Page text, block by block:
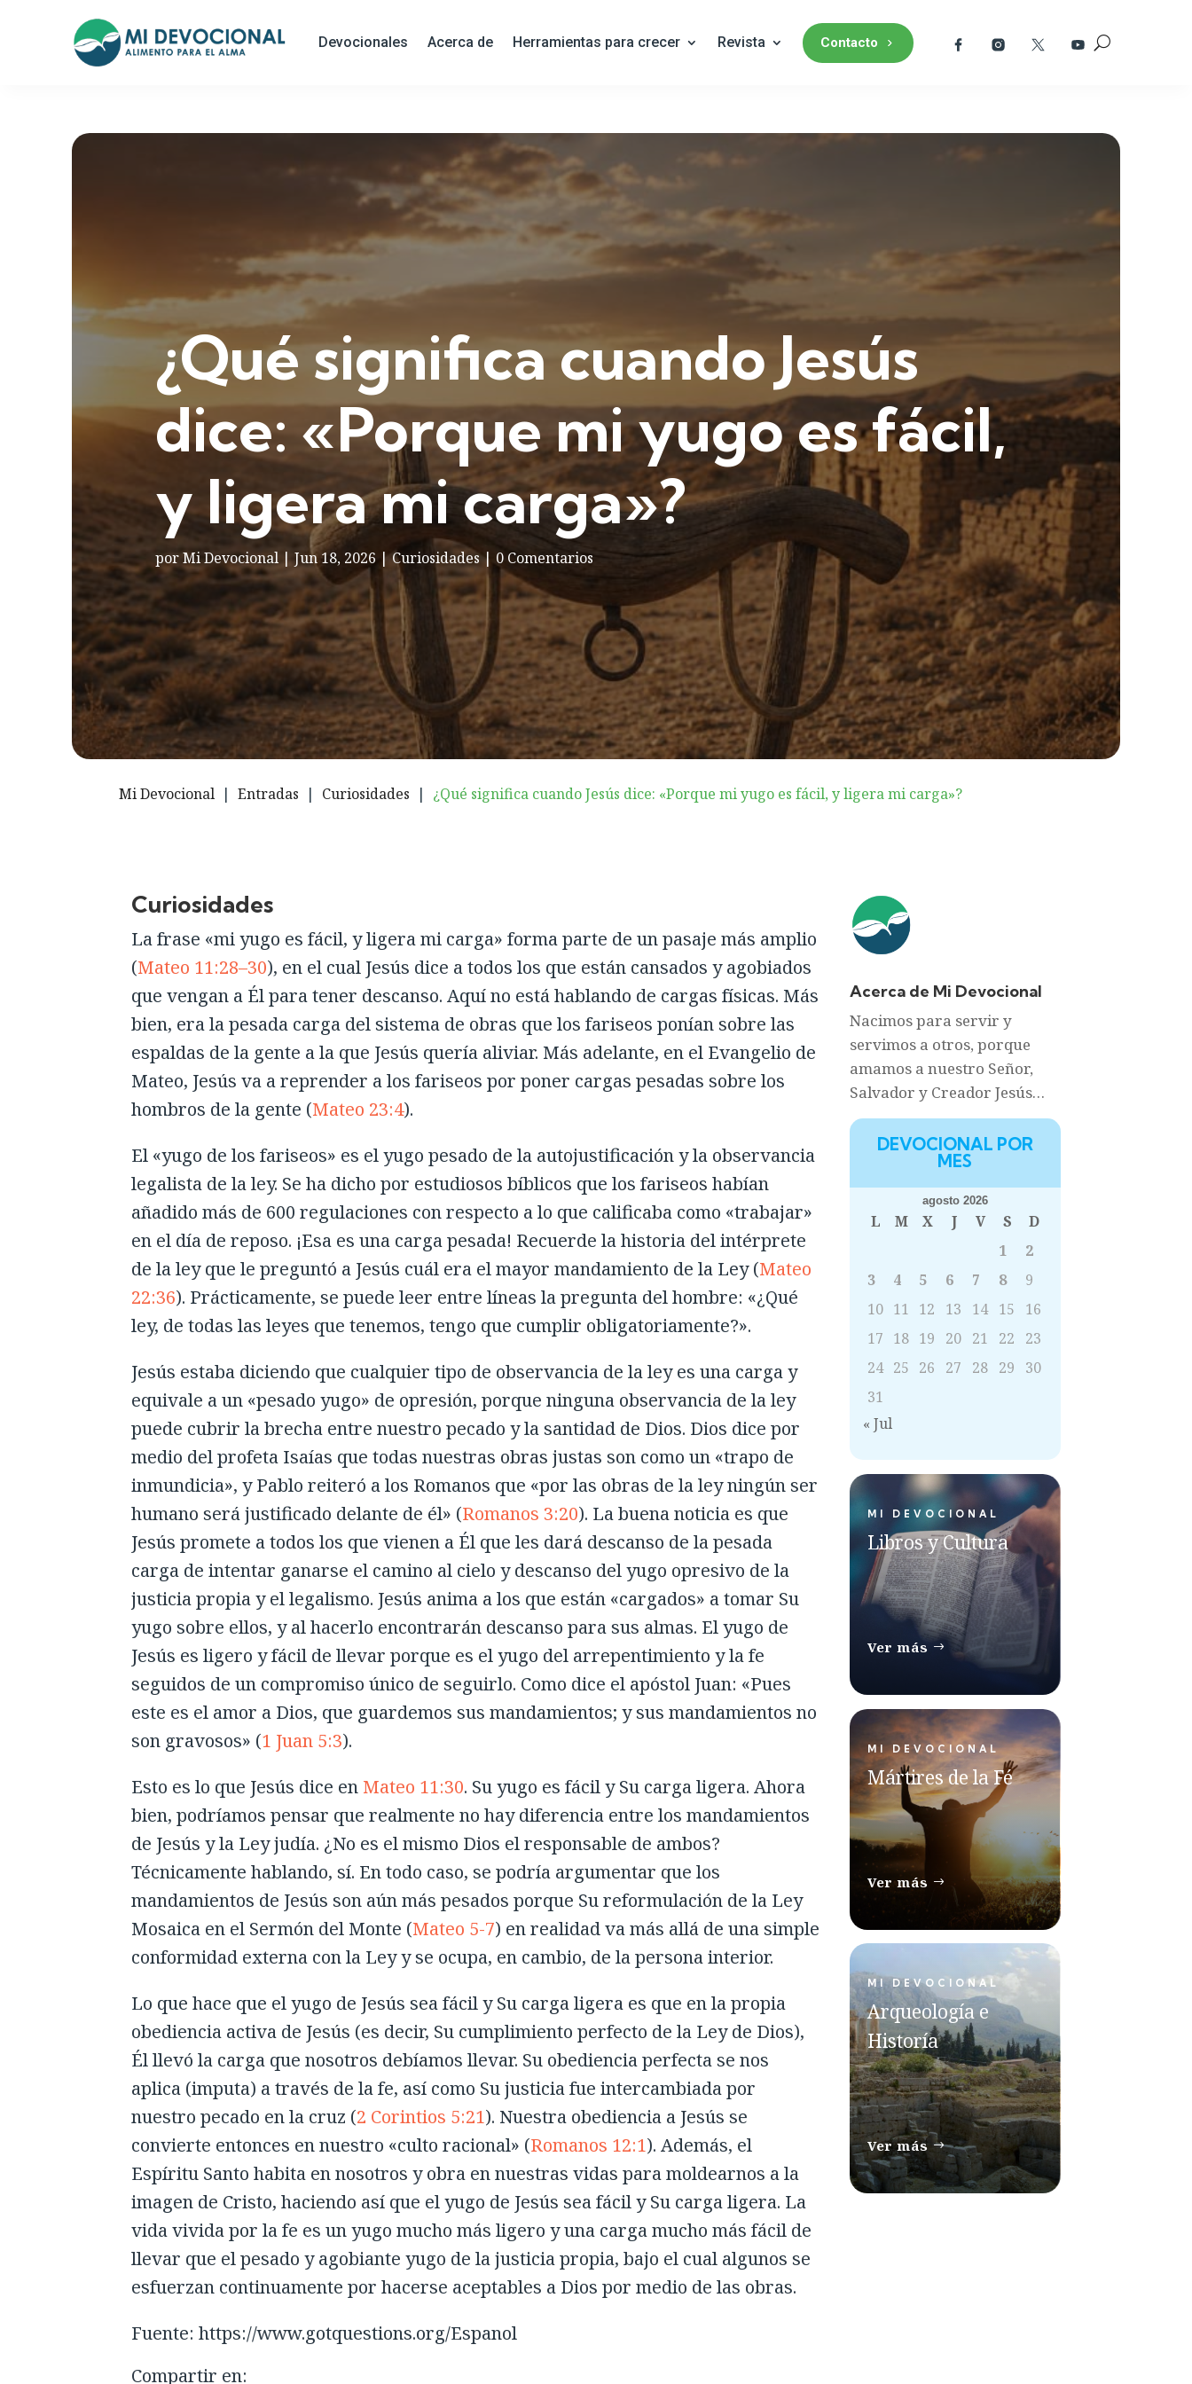
Devocionales Acerca de Herramientas para crecer Revista Contacto
¿Qué significa cuando Jesús
dice: «Porque mi yugo es fácil,
y ligera mi carga»?
porMi Devocional |Jun 18, 2026 |Curiosidades| 0 Comentarios
Mi Devocional | Entradas | Curiosidades | ¿Qué significa cuando Jesús dice: «Porque mi yugo es fácil, y ligera mi carga»?
Curiosidades
La frase «mi yugo es fácil, y ligera mi carga» forma parte de un pasaje más amplio
(Mateo 11:28–30), en el cual Jesús dice a todos los que están cansados y agobiados
que vengan a Él para tener descanso. Aquí no está hablando de cargas físicas. Más
bien, era la pesada carga del sistema de obras que los fariseos ponían sobre las
espaldas de la gente a la que Jesús quería aliviar. Más adelante, en el Evangelio de
Mateo, Jesús va a reprender a los fariseos por poner cargas pesadas sobre los
hombros de la gente (Mateo 23:4).
El «yugo de los fariseos» es el yugo pesado de la autojustificación y la observancia
legalista de la ley. Se ha dicho por estudiosos bíblicos que los fariseos habían
añadido más de 600 regulaciones con respecto a lo que calificaba como «trabajar»
en el día de reposo. ¡Esa es una carga pesada! Recuerde la historia del intérprete
de la ley que le preguntó a Jesús cuál era el mayor mandamiento de la Ley (Mateo
22:36). Prácticamente, se puede leer entre líneas la pregunta del hombre: «¿Qué
ley, de todas las leyes que tenemos, tengo que cumplir obligatoriamente?».
Jesús estaba diciendo que cualquier tipo de observancia de la ley es una carga y
equivale a un «pesado yugo» de opresión, porque ninguna observancia de la ley
puede cubrir la brecha entre nuestro pecado y la santidad de Dios. Dios dice por
medio del profeta Isaías que todas nuestras obras justas son como un «trapo de
inmundicia», y Pablo reiteró a los Romanos que «por las obras de la ley ningún ser
humano será justificado delante de él» (Romanos 3:20). La buena noticia es que
Jesús promete a todos los que vienen a Él que les dará descanso de la pesada
carga de intentar ganarse el camino al cielo y descanso del yugo opresivo de la
justicia propia y el legalismo. Jesús anima a los que están «cargados» a tomar Su
yugo sobre ellos, y al hacerlo encontrarán descanso para sus almas. El yugo de
Jesús es ligero y fácil de llevar porque es el yugo del arrepentimiento y la fe
seguidos de un compromiso único de seguirlo. Como dice el apóstol Juan: «Pues
este es el amor a Dios, que guardemos sus mandamientos; y sus mandamientos no
son gravosos» (1 Juan 5:3).
Esto es lo que Jesús dice en Mateo 11:30. Su yugo es fácil y Su carga ligera. Ahora
bien, podríamos pensar que realmente no hay diferencia entre los mandamientos
de Jesús y la Ley judía. ¿No es el mismo Dios el responsable de ambos?
Técnicamente hablando, sí. En todo caso, se podría argumentar que los
mandamientos de Jesús son aún más pesados porque Su reformulación de la Ley
Mosaica en el Sermón del Monte (Mateo 5-7) en realidad va más allá de una simple
conformidad externa con la Ley y se ocupa, en cambio, de la persona interior.
Lo que hace que el yugo de Jesús sea fácil y Su carga ligera es que en la propia
obediencia activa de Jesús (es decir, Su cumplimiento perfecto de la Ley de Dios),
Él llevó la carga que nosotros debíamos llevar. Su obediencia perfecta se nos
aplica (imputa) a través de la fe, así como Su justicia fue intercambiada por
nuestro pecado en la cruz (2 Corintios 5:21). Nuestra obediencia a Jesús se
convierte entonces en nuestro «culto racional» (Romanos 12:1). Además, el
Espíritu Santo habita en nosotros y obra en nuestras vidas para moldearnos a la
imagen de Cristo, haciendo así que el yugo de Jesús sea fácil y Su carga ligera. La
vida vivida por la fe es un yugo mucho más ligero y una carga mucho más fácil de
llevar que el pesado y agobiante yugo de la justicia propia, bajo el cual algunos se
esfuerzan continuamente por hacerse aceptables a Dios por medio de las obras.
Fuente: https://www.gotquestions.org/Espanol
Compartir en:
Acerca de Mi Devocional
Nacimos para servir y
servimos a otros, porque
amamos a nuestro Señor,
Salvador y Creador Jesús…
DEVOCIONAL POR
MES
agosto 2026
L M X J V S
D
1
2
3
4 5 6 7 8
9
10 11 12 13 14 15
16
17 18 19 20 21 22
23
24 25 26 27 28 29
30
31
« Jul
MI DEVOCIONAL
Libros y Cultura
Ver más
MI DEVOCIONAL
Mártires de la Fé
Ver más
MI DEVOCIONAL
Arqueología e
Historía
Ver más